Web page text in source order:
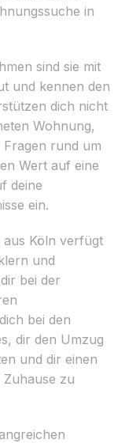
in
sind sie mit
und kennen den
dich nicht
Wohnung,
rund um
Wert auf eine
deine
ein.
aus Köln verfügt
und
bei der
bei den
dir den Umzug
und dir einen
zu